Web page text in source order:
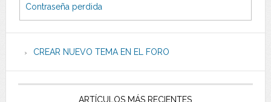
Contraseña perdida
CREAR NUEVO TEMA EN EL FORO
ARTÍCULOS MÁS RECIENTES